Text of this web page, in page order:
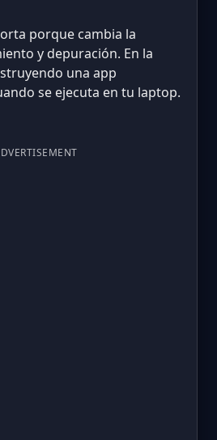
porque cambia la
y depuración. En la
una app
se ejecuta en tu laptop.